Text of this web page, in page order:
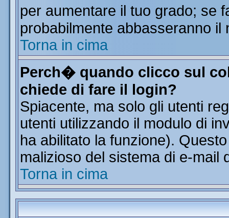
per aumentare il tuo grado; se
probabilmente abbasseranno il
Torna in cima
Perch� quando clicco sul
chiede di fare il login?
Spiacente, ma solo gli utenti
utenti utilizzando il modulo di
ha abilitato la funzione).
malizioso del sistema di e-mail
Torna in cima